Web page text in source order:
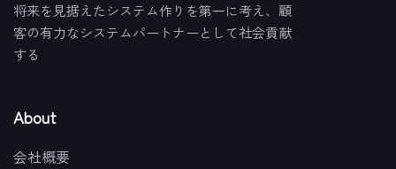
将来を見据えたシステム作りを第一に考え、顧
客の有力なシステムパートナーとして社会貢献
する
About
会社概要